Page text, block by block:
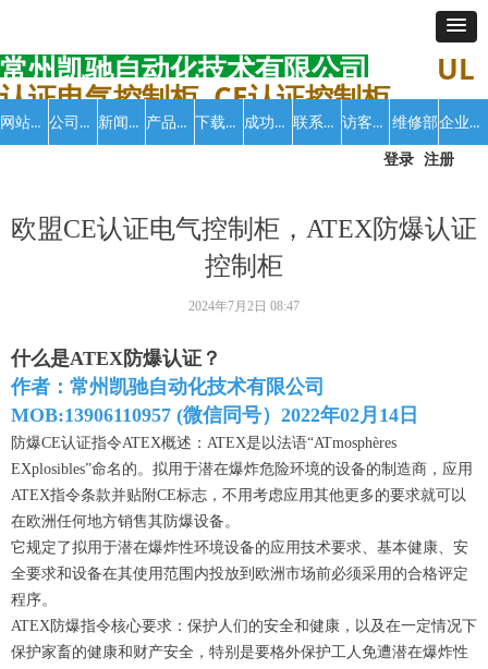
常州凯驰自动化技术有限公司 UL
认证电气控制柜 CE认证控制柜
网站首页 公司介绍 新闻中心 产品中心 下载中心 成功案例 联系我们 访客留言 维修部 企业招聘
登录 注册
欧盟CE认证电气控制柜，ATEX防爆认证
控制柜
什么是ATEX防爆认证？
作者：常州凯驰自动化技术有限公司
MOB:13906110957 (微信同号）2022年02月14日
防爆CE认证指令ATEX概述：ATEX是以法语“ATmosphères
EXplosibles”命名的。拟用于潜在爆炸危险环境的设备的制造商，应用
ATEX指令条款并贴附CE标志，不用考虑应用其他更多的要求就可以
在欧洲任何地方销售其防爆设备。
它规定了拟用于潜在爆炸性环境设备的应用技术要求、基本健康、安
全要求和设备在其使用范围内投放到欧洲市场前必须采用的合格评定
程序。
ATEX防爆指令核心要求：保护人们的安全和健康，以及在一定情况下
保护家畜的健康和财产安全，特别是要格外保护工人免遭潜在爆炸性
2024年7月2日 08:47